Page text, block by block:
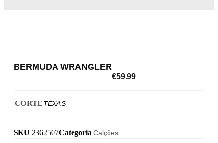
BERMUDA WRANGLER
€59.99
CORTETEXAS
SKU 2362507Categoria Calções